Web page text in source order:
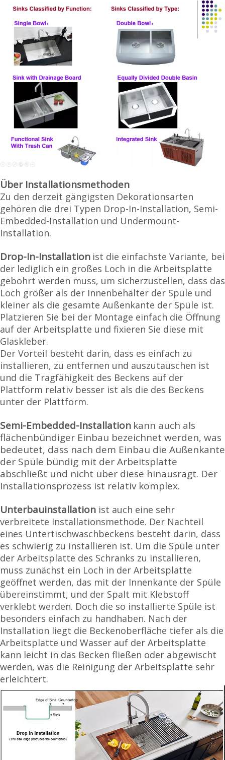
Über Installationsmethoden
Zu den derzeit gängigsten Dekorationsarten
gehören die drei Typen Drop-In-Installation, Semi-
Embedded-Installation und Undermount-
Installation.
Drop-In-Installation ist die einfachste Variante, bei
der lediglich ein großes Loch in die Arbeitsplatte
gebohrt werden muss, um sicherzustellen, dass das
Loch größer als der Innenbehälter der Spüle und
kleiner als die gesamte Außenkante der Spüle ist.
Platzieren Sie bei der Montage einfach die Öffnung
auf der Arbeitsplatte und fixieren Sie diese mit
Glaskleber.
Der Vorteil besteht darin, dass es einfach zu
installieren, zu entfernen und auszutauschen ist
und die Tragfähigkeit des Beckens auf der
Plattform relativ besser ist als die des Beckens
unter der Plattform.
Semi-Embedded-Installation kann auch als
flächenbündiger Einbau bezeichnet werden, was
bedeutet, dass nach dem Einbau die Außenkante
der Spüle bündig mit der Arbeitsplatte
abschließt und nicht über diese hinausragt. Der
Installationsprozess ist relativ komplex.
Unterbauinstallation ist auch eine sehr
verbreitete Installationsmethode. Der Nachteil
eines Untertischwaschbeckens besteht darin, dass
es schwierig zu installieren ist. Um die Spüle unter
der Arbeitsplatte des Schranks zu installieren,
muss zunächst ein Loch in der Arbeitsplatte
geöffnet werden, das mit der Innenkante der Spüle
übereinstimmt, und der Spalt mit Klebstoff
verklebt werden. Doch die so installierte Spüle ist
besonders einfach zu handhaben. Nach der
Installation liegt die Beckenoberfläche tiefer als die
Arbeitsplatte und Wasser auf der Arbeitsplatte
kann leicht in das Becken fließen oder abgewischt
werden, was die Reinigung der Arbeitsplatte sehr
erleichtert.